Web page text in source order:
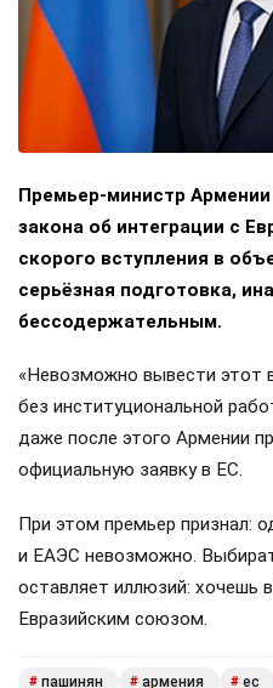
Премьер-министр
закона об интеграции с
скорого вступления в
серьёзная подготовка,
бессодержательным.
«Невозможно вывести этот
без институциональной
даже после этого Армении
официальную заявку в ЕС.
При этом премьер признал:
и ЕАЭС невозможно.
оставляет иллюзий: хочешь
Евразийским союзом.
# пашинян # армения # ес